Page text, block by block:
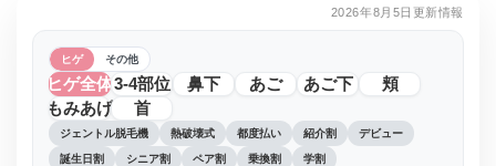
2026年8月5日更新情報
ヒゲ その他
ヒゲ全体3-4部位 鼻下 あご あご下
頬
もみあげ
首
ジェントル脱毛機 熱破壊式 都度払い 紹介割 デビュー
誕生日割 シニア割 ペア割 乗換割 学割